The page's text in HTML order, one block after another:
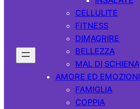
CELLULITE
FITNESS
DIMAGRIRE
BELLEZZA
MAL DI SCHIENA
AMORE ED EMOZIONI
FAMIGLIA
COPPIA